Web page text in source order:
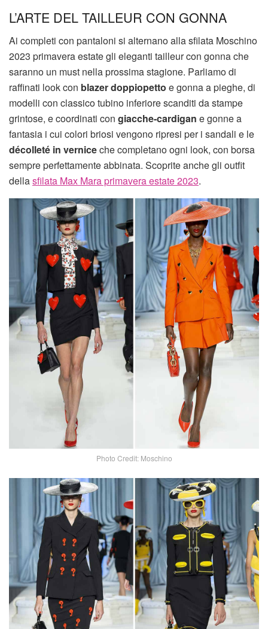
L’ARTE DEL TAILLEUR CON GONNA
Ai completi con pantaloni si alternano alla sfilata Moschino
2023 primavera estate gli eleganti tailleur con gonna che
saranno un must nella prossima stagione. Parliamo di
raffinati look con blazer doppiopetto e gonna a pieghe, di
modelli con classico tubino inferiore scanditi da stampe
grintose, e coordinati con giacche-cardigan e gonne a
fantasia i cui colori briosi vengono ripresi per i sandali e le
décolleté in verniceche completano ogni look, con borsa
sempre perfettamente abbinata. Scoprite anche gli outfit
dellasfilata Max Mara primavera estate 2023.
Photo Credit: Moschino